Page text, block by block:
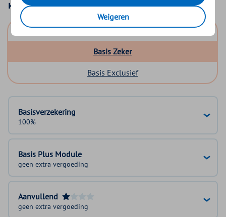
Kies uw basisverzekering
Basis Start
Basis Zeker
Basis Exclusief
Basisverzekering
100%
Basis Plus Module
geen extra vergoeding
Aanvullend
geen extra vergoeding
Weigeren